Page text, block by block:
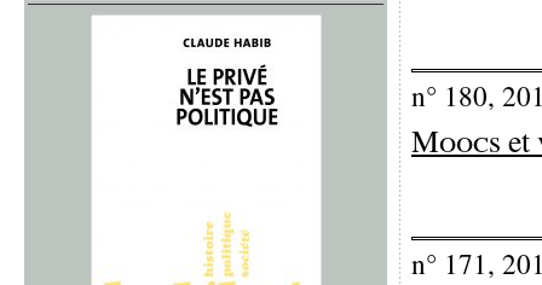
n° 180,
Moocs et
n° 171,